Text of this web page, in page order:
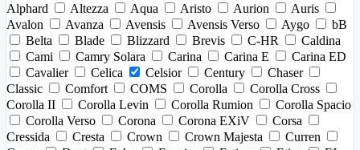
Alphard
Altezza Aqua Aristo Aurion
Auris
Avalon
Avanza Avensis Avensis Verso Aygo
bB
Belta
Blade Blizzard Brevis C-HR
Caldina
Cami
Camry Solara Carina Carina E
Carina ED
Cavalier
Celica Celsior Century
Chaser
Classic
Comfort COMS Corolla
Corolla Cross
Corolla II
Corolla Levin Corolla Rumion
Corolla Spacio
Corolla Verso
Corona Corona EXiV
Corsa
Cressida
Cresta Crown Crown Majesta
Curren